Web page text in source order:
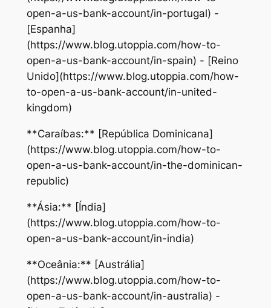
open-a-us-bank-account/in-portugal) -
[Espanha]
(https://www.blog.utoppia.com/how-to-
open-a-us-bank-account/in-spain) - [Reino
Unido](https://www.blog.utoppia.com/how-
to-open-a-us-bank-account/in-united-
kingdom)
**Caraíbas:** [República Dominicana]
(https://www.blog.utoppia.com/how-to-
open-a-us-bank-account/in-the-dominican-
republic)
**Ásia:** [Índia]
(https://www.blog.utoppia.com/how-to-
open-a-us-bank-account/in-india)
**Oceânia:** [Austrália]
(https://www.blog.utoppia.com/how-to-
open-a-us-bank-account/in-australia) -